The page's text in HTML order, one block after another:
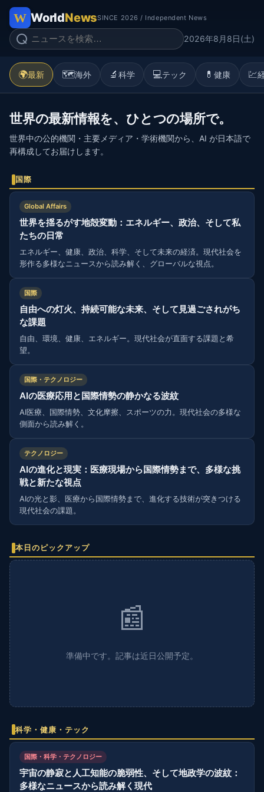
WorldNewsSINCE 2026 / Independent News
2026年8月8日(土)
🌍最新 🗺️海外 🔬 科学 💻テック 💊 健康 💹
世界の最新情報を、ひとつの場所で。
世界中の公的機関・主要メディア・学術機関から、AI が日本語で
再構成してお届けします。
国際
Global Affairs
世界を揺るがす地殻変動：エネルギー、政治、そして私
たちの日常
エネルギー、健康、政治、科学、そして未来の経済。現代社会を
形作る多様なニュースから読み解く、グローバルな視点。
国際
自由への灯火、持続可能な未来、そして見過ごされがち
な課題
自由、環境、健康、エネルギー。現代社会が直面する課題と希
望。
国際・テクノロジー
AIの医療応用と国際情勢の静かなる波紋
AI医療、国際情勢、文化摩擦、スポーツの力。現代社会の多様な
側面から読み解く。
テクノロジー
AIの進化と現実：医療現場から国際情勢まで、多様な挑
戦と新たな視点
AIの光と影、医療から国際情勢まで、進化する技術が突きつける
現代社会の課題。
本日のピックアップ
📰
準備中です。記事は近日公開予定。
科学・健康・テック
国際・科学・テクノロジー
宇宙の静寂と人工知能の脆弱性、そして地政学の波紋：
多様なニュースから読み解く現代